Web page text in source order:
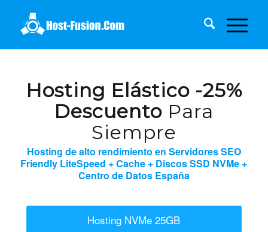
Hosting Elástico -25%
Descuento Para
Siempre
Hosting de alto rendimiento en Servidores SEO
Friendly LiteSpeed + Cache + Discos SSD NVMe +
Centro de Datos España
Hosting NVMe 25GB